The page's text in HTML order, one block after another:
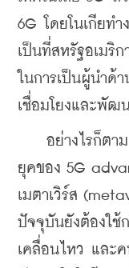
6G โดยโนเกียท
เป็นที่สหรัฐอเมริ
ในการเป็นผู้นำด้
เชื่อมโยงและพัฒ
อย่างไรก็ตาม
ยุคของ 5G
เมตาเวิร์ส
ปัจจุบันยังต้องใช้
เคลื่อนไหว และค